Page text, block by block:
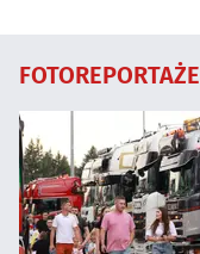
FOTOREPORTAŻE